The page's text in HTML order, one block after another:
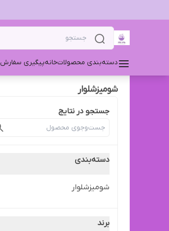
دسته‌بندی محصولاتخانهپیگیری سفارش
شومیز‌شلوار
جستجو در نتایج
دسته‌بندی
شومیز‌شلوار
برند